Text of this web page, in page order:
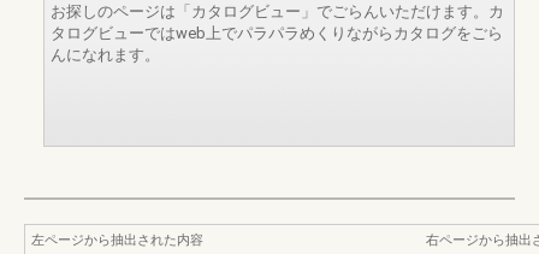
お探しのページは「カタログビュー」でごらんいただけます。カ
タログビューではweb上でパラパラめくりながらカタログをごら
んになれます。
左ページから抽出された内容
右ページから抽出